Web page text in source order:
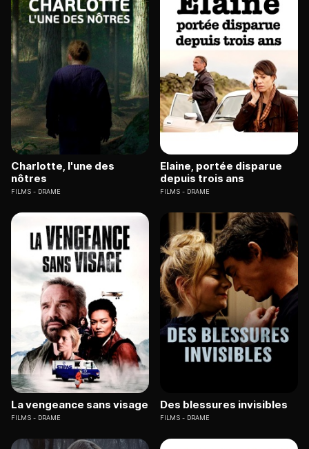
Charlotte, l'une des
nôtres
FILMS DRAME
Elaine, portée disparue
depuis trois ans
FILMS DRAME
La vengeance sans visage
FILMS DRAME
Des blessures invisibles
FILMS DRAME